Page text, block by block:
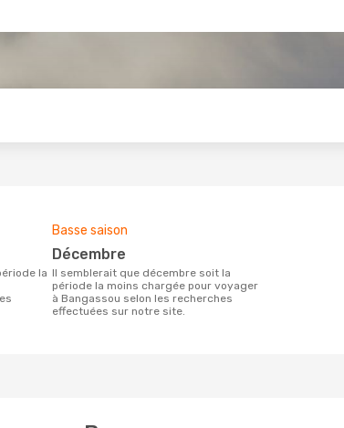
Basse saison
décembre
Il semblerait que décembre soit la
période la moins chargée pour voyager
à Bangassou selon les recherches
effectuées sur notre site.